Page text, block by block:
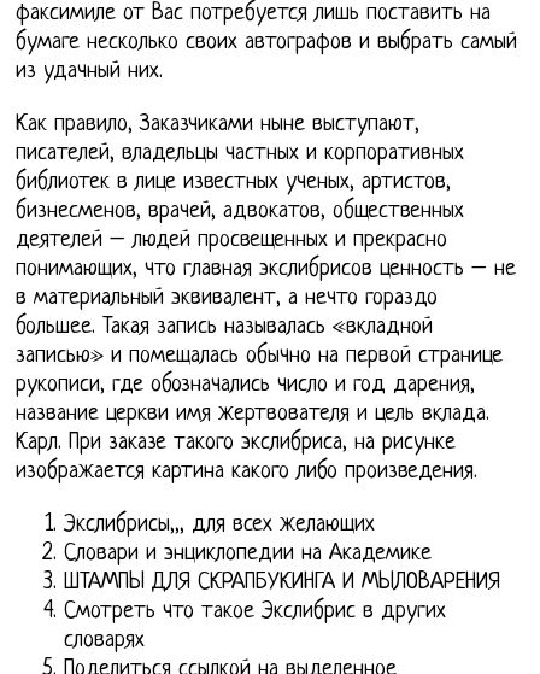
факсимиле от Вас потребуется лишь поставить на
бумаге несколько своих автографов и выбрать самый
из удачный них.
Как правило, Заказчиками ныне выступают,
писателей, владельцы частных и корпоративных
библиотек в лице известных ученых, артистов,
бизнесменов, врачей, адвокатов, общественных
деятелей – людей просвещенных и прекрасно
понимающих, что главная экслибрисов ценность – не
в материальный эквивалент, а нечто гораздо
большее. Такая запись называлась «вкладной
записью» и помещалась обычно на первой странице
рукописи, где обозначались число и год дарения,
название церкви имя жертвователя и цель вклада.
Карл. При заказе такого экслибриса, на рисунке
изображается картина какого либо произведения.
Экслибрисы,,, для всех желающих
Словари и энциклопедии на Академике
ШТАМПЫ ДЛЯ СКРАПБУКИНГА И МЫЛОВАРЕНИЯ
Смотреть что такое Экслибрис в других
словарях